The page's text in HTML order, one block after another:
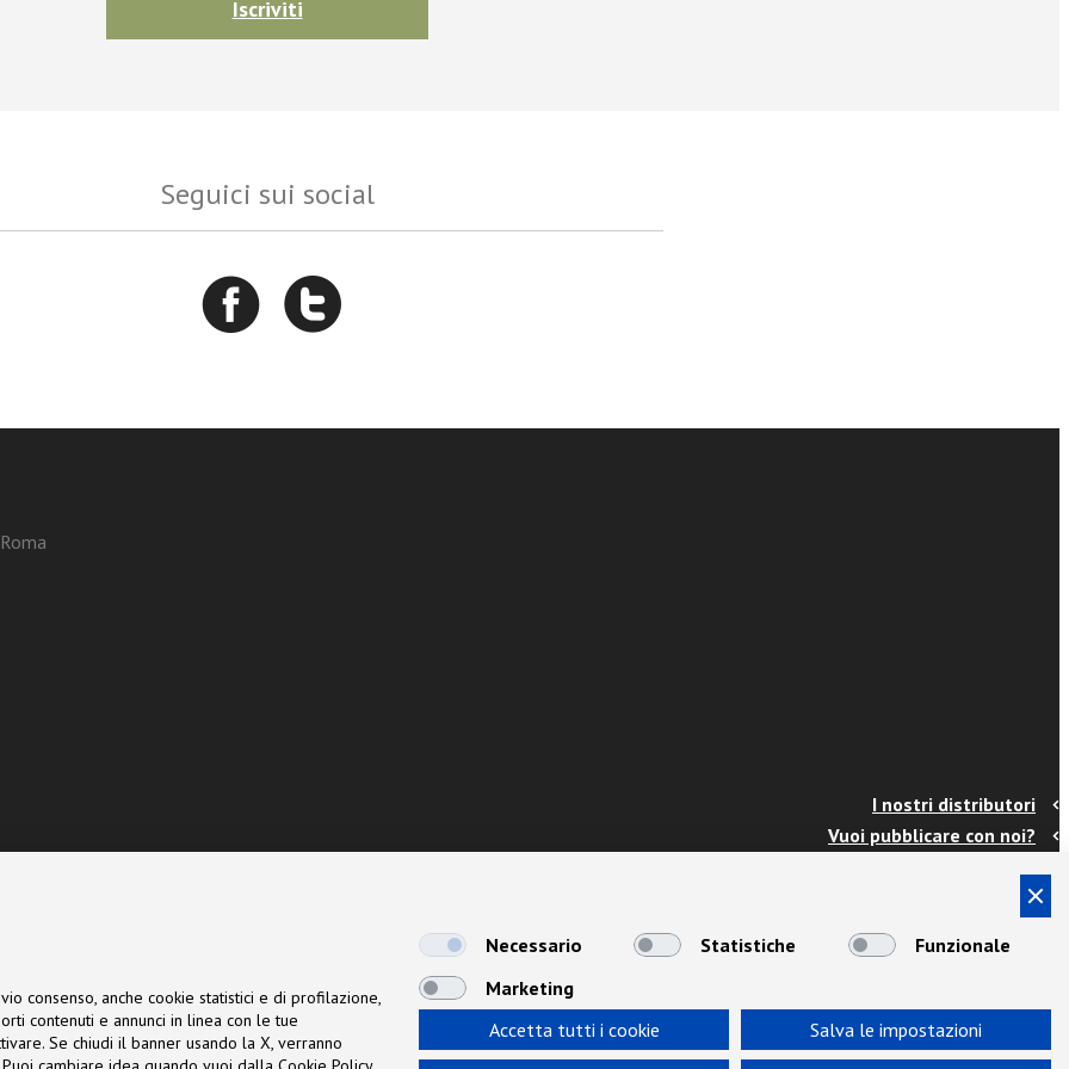
Iscriviti
Seguici sui social
I nostri distributori
Vuoi pubblicare con noi?
Info e spedizioni
Termini e condizioni
Cookies
Area Docenti
Newsletter
consenso, anche cookie statistici e di profilazione,
contenuti e annunci in linea con le tue
Se chiudi il banner usando la X, verranno
Necessario Statistiche
Funzionale
Marketing
Accetta tutti i cookie
Salva le impostazioni